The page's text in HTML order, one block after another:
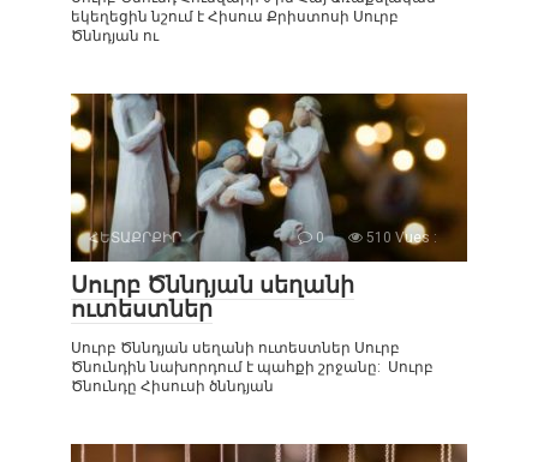
եկեղեցին նշում է Հիսուս Քրիստոսի Սուրբ
Ծննդյան ու
ՀԵՏԱՔՐՔԻՐ 0 510 Vues :
Սուրբ Ծննդյան սեղանի
ուտեստներ
Սուրբ Ծննդյան սեղանի ուտեստներ Սուրբ
Ծնունդին նախորդում է պահքի շրջանը: Սուրբ
Ծնունդը Հիսուսի ծննդյան